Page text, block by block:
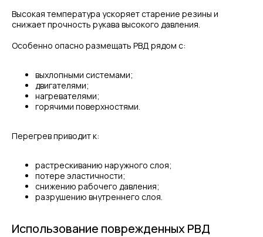
Высокая температура ускоряет старение резины и
снижает прочность рукава высокого давления.
Особенно опасно размещать РВД рядом с:
выхлопными системами;
двигателями;
нагревателями;
горячими поверхностями.
Перегрев приводит к:
растрескиванию наружного слоя;
потере эластичности;
снижению рабочего давления;
разрушению внутреннего слоя.
Использование поврежденных РВД